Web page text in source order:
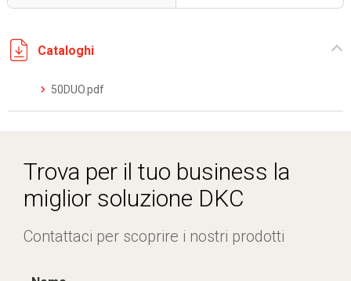
Cataloghi
50DUO.pdf
Trova per il tuo business la
miglior soluzione DKC
Contattaci per scoprire i nostri prodotti